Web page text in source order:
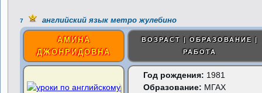
7 английский язык метро жулебино
АМИНА
ДЖОНРИДОВНА
ВОЗРАСТ | ОБРАЗОВАНИЕ |
РАБОТА
Год рождения: 1981
Образование: МГАХ